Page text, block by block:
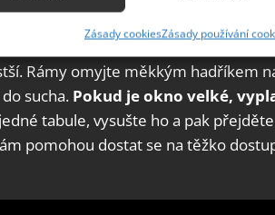
aktivně vyžádaných informací.
bezpečnosti, předcházení a zjišťování
chyb, Poskytování a zobrazování
a sdělování voleb ochrany osobních
Zásady cookiesZásady používání
rámů. Nejlepší je začít tuto
Rámy omyjte měkkým hadříkem
sucha. Pokud je okno velké,
tabule, vysušte ho a pak
pomohou dostat se na těžko